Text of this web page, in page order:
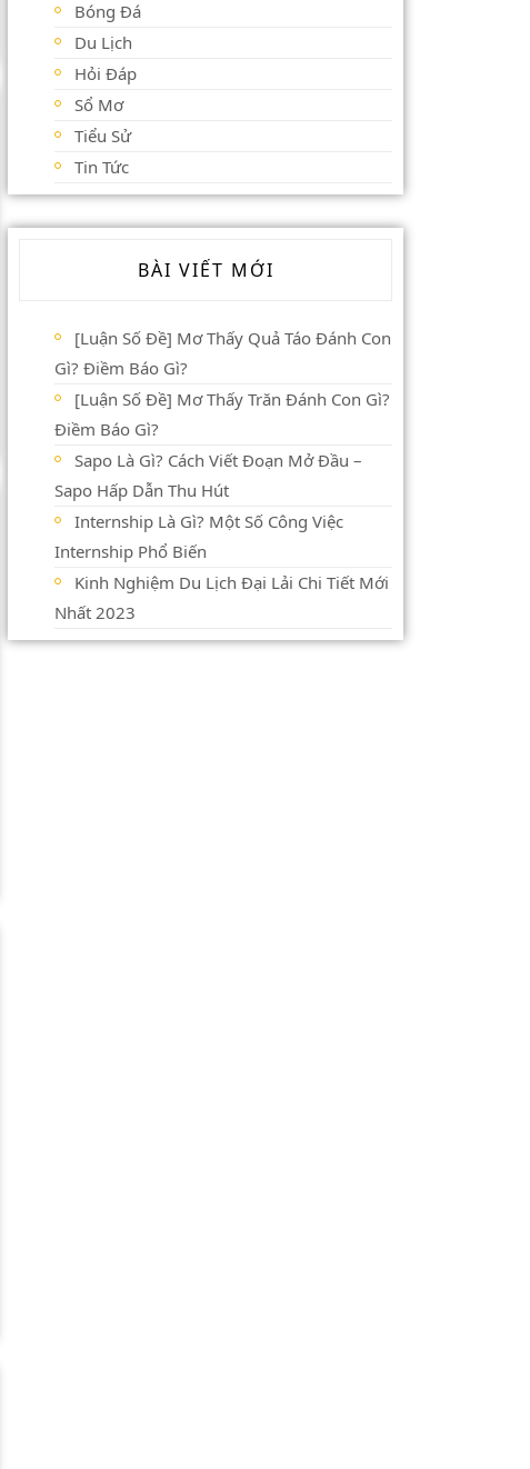
Bóng Đá
Du Lịch
Hỏi Đáp
Sổ Mơ
Tiểu Sử
Tin Tức
BÀI VIẾT MỚI
[Luận Số Đề] Mơ Thấy Quả Táo Đánh Con
Gì? Điềm Báo Gì?
[Luận Số Đề] Mơ Thấy Trăn Đánh Con Gì?
Điềm Báo Gì?
Sapo Là Gì? Cách Viết Đoạn Mở Đầu –
Sapo Hấp Dẫn Thu Hút
Internship Là Gì? Một Số Công Việc
Internship Phổ Biến
Kinh Nghiệm Du Lịch Đại Lải Chi Tiết Mới
Nhất 2023